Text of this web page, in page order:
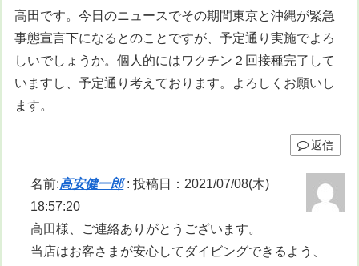
高田です。今日のニュースでその期間東京と沖縄が緊急
事態宣言下になるとのことですが、予定通り実施でよろ
しいでしょうか。個人的にはワクチン２回接種完了して
いますし、予定通り考えております。よろしくお願いし
ます。
返信
名前:高安健一郎: 投稿日：2021/07/08(木)
18:57:20
高田様、ご連絡ありがとうございます。
当店はお客さまが安心してダイビングできるよう、